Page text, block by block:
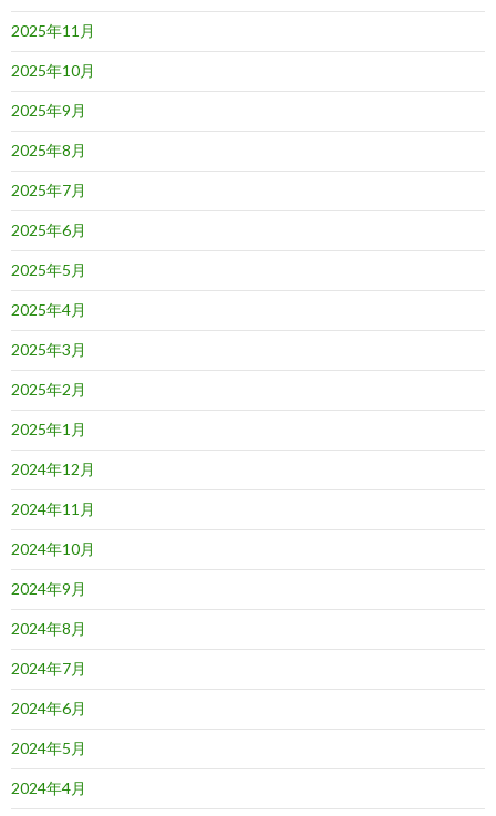
2025年11月
2025年10月
2025年9月
2025年8月
2025年7月
2025年6月
2025年5月
2025年4月
2025年3月
2025年2月
2025年1月
2024年12月
2024年11月
2024年10月
2024年9月
2024年8月
2024年7月
2024年6月
2024年5月
2024年4月